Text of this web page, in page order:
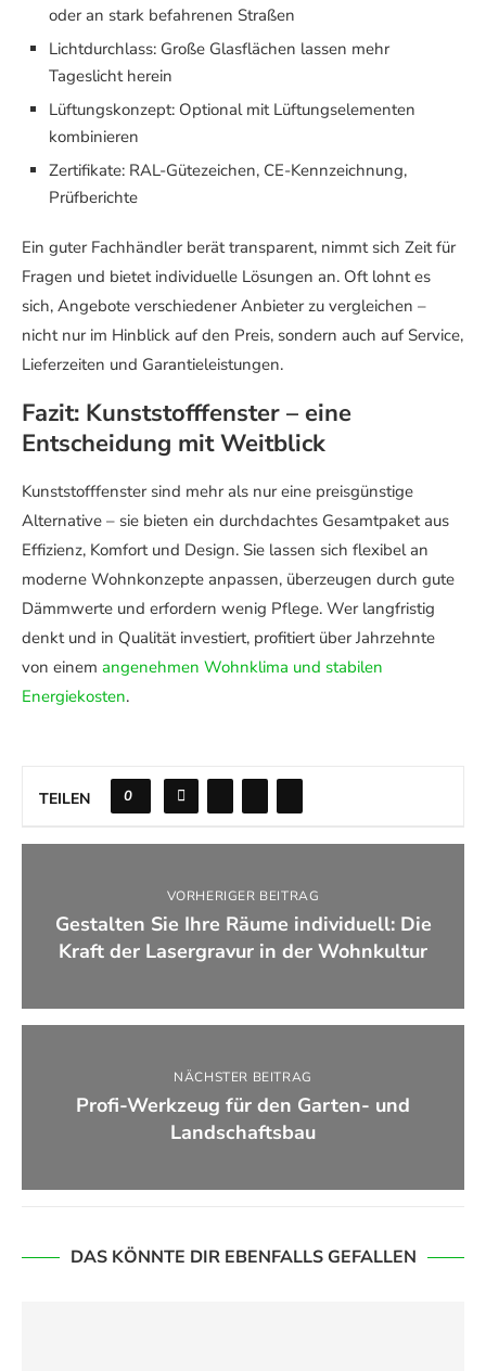
oder an stark befahrenen Straßen
Lichtdurchlass: Große Glasflächen lassen mehr
Tageslicht herein
Lüftungskonzept: Optional mit Lüftungselementen
kombinieren
Zertifikate: RAL-Gütezeichen, CE-Kennzeichnung,
Prüfberichte
Ein guter Fachhändler berät transparent, nimmt sich Zeit für
Fragen und bietet individuelle Lösungen an. Oft lohnt es
sich, Angebote verschiedener Anbieter zu vergleichen –
nicht nur im Hinblick auf den Preis, sondern auch auf Service,
Lieferzeiten und Garantieleistungen.
Fazit: Kunststofffenster – eine
Entscheidung mit Weitblick
Kunststofffenster sind mehr als nur eine preisgünstige
Alternative – sie bieten ein durchdachtes Gesamtpaket aus
Effizienz, Komfort und Design. Sie lassen sich flexibel an
moderne Wohnkonzepte anpassen, überzeugen durch gute
Dämmwerte und erfordern wenig Pflege. Wer langfristig
denkt und in Qualität investiert, profitiert über Jahrzehnte
von einem angenehmen Wohnklima und stabilen
Energiekosten.
TEILEN 0
VORHERIGER BEITRAG
Gestalten Sie Ihre Räume individuell: Die
Kraft der Lasergravur in der Wohnkultur
NÄCHSTER BEITRAG
Profi-Werkzeug für den Garten- und
Landschaftsbau
DAS KÖNNTE DIR EBENFALLS GEFALLEN